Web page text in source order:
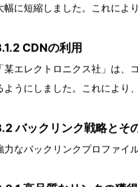
ジスピードの最適化とバックリ
3.1 ページスピードの最適化
3.1.1 リソースの最適化
「某半導体デバイス社」は、